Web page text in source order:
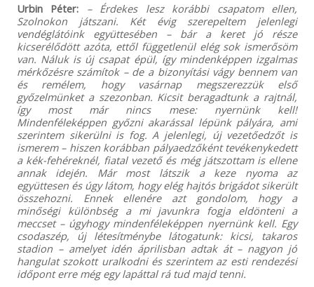
Urbin Péter:
– Érdekes lesz korábbi csapatom ellen,
Szolnokon játszani. Két évig szerepeltem jelenlegi
vendéglátóink együttesében – bár a keret jó része
kicserélődött azóta, ettől függetlenül elég sok ismerősöm
van. Náluk is új csapat épül, így mindenképpen izgalmas
mérkőzésre számítok – de a bizonyítási vágy bennem van
és remélem, hogy vasárnap megszerezzük első
győzelmünket a szezonban. Kicsit beragadtunk a rajtnál,
így most már nincs mese: nyernünk kell!
Mindenféleképpen győzni akarással lépünk pályára, ami
szerintem sikerülni is fog. A jelenlegi, új vezetőedzőt is
ismerem – hiszen korábban pályaedzőként tevékenykedett
a kék-fehéreknél, fiatal vezető és még játszottam is ellene
annak idején. Már most látszik a keze nyoma az
együttesen és úgy látom, hogy elég hajtós brigádot sikerült
összehozni. Ennek ellenére azt gondolom, hogy a
minőségi különbség a mi javunkra fogja eldönteni a
meccset – úgyhogy mindenféleképpen nyernünk kell. Egy
csodaszép, új létesítménybe látogatunk: kicsi, takaros
stadion – amelyet idén áprilisban adtak át – nagyon jó
hangulat szokott uralkodni és szerintem az esti rendezési
időpont erre még egy lapáttal rá tud majd tenni.